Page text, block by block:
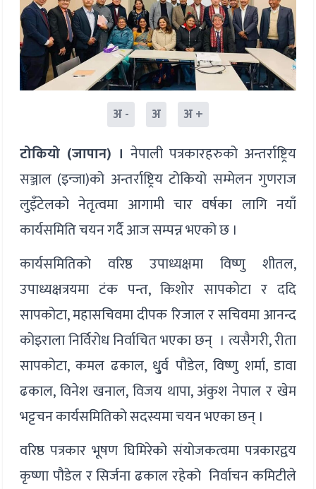
अ - अ अ +
टोकियो (जापान) । नेपाली पत्रकारहरुको अन्तर्राष्ट्रिय
सञ्जाल (इन्जा)को अन्तर्राष्ट्रिय टोकियो सम्मेलन गुणराज
लुइँटेलको नेतृत्वमा आगामी चार वर्षका लागि नयाँ
कार्यसमिति चयन गर्दै आज सम्पन्न भएको छ ।
कार्यसमितिको वरिष्ठ उपाध्यक्षमा विष्णु शीतल,
उपाध्यक्षत्रयमा टंक पन्त, किशोर सापकोटा र ददि
सापकोटा, महासचिवमा दीपक रिजाल र सचिवमा आनन्द
कोइराला निर्विरोध निर्वाचित भएका छन् । त्यसैगरी, रीता
सापकोटा, कमल ढकाल, धु्र्व पौडेल, विष्णु शर्मा, डावा
ढकाल, विनेश खनाल, विजय थापा, अंकुश नेपाल र खेम
भट्टचन कार्यसमितिको सदस्यमा चयन भएका छन् ।
वरिष्ठ पत्रकार भूषण घिमिरेको संयोजकत्वमा पत्रकारद्वय
कृष्णा पौडेल र सिर्जना ढकाल रहेको निर्वाचन कमिटीले